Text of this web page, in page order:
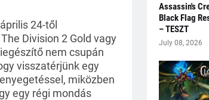
24-től
Division 2 Gold vagy
nem csupán
visszatérjünk egy
miközben
egy régi mondás
Assassin's
Black Flag
– TESZT
July 08, 2026